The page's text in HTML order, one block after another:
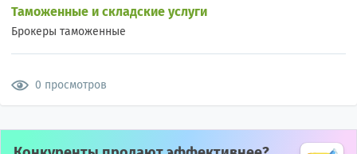
Таможенные и складские услуги
Брокеры таможенные
0 просмотров